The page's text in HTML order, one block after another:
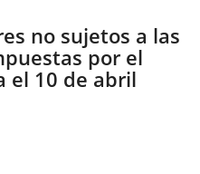
no sujetos a las
por el
el 10 de abril